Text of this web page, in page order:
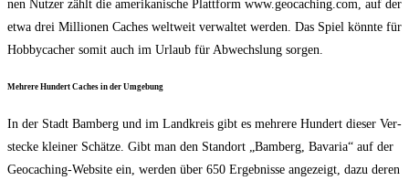
nen Nut­zer zählt die ame­ri­ka­ni­sche Platt­form www.geocaching.com, auf der
etwa drei Mil­lio­nen Caches welt­weit ver­wal­tet wer­den. Das Spiel könn­te für
Hob­by­cacher somit auch im Urlaub für Abwechs­lung sorgen.
Meh­re­re Hun­dert Caches in der Umgebung
In der Stadt Bam­berg und im Land­kreis gibt es meh­re­re Hun­dert die­ser Ver­
ste­cke klei­ner Schät­ze. Gibt man den Stand­ort „Bam­berg, Bava­ria“ auf der
Geo­caching-Web­site ein, wer­den über 650 Ergeb­nis­se ange­zeigt, dazu deren